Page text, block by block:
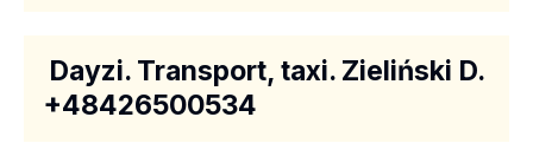
Dayzi. Transport, taxi. Zieliński D.
+48426500534